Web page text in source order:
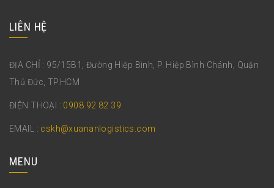
LIÊN HỆ
ĐỊA CHỈ : 95/15B1, Đường Hiệp Bình, P. Hiệp Bình Chánh, Quận
Thủ Đức, TP.HCM
ĐIỆN THOẠI : 0908 92 82 39
EMAIL : cskh@xuananlogistics.com
MENU